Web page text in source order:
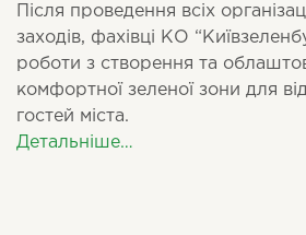
Після проведення всіх
заходів, фахівці КО
роботи з створення та
комфортної зеленої зони для
гостей міста.
Детальніше…